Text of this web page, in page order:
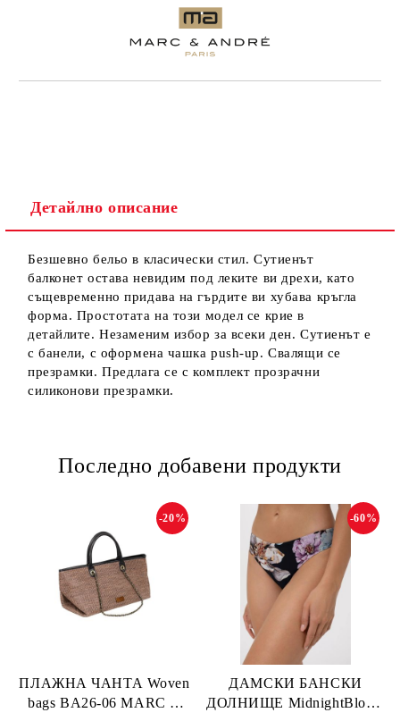
Детайлно описание
Безшевно бельо в класически стил. Сутиенът
балконет остава невидим под леките ви дрехи, като
същевременно придава на гърдите ви хубава кръгла
форма. Простотата на този модел се крие в
детайлите. Незаменим избор за всеки ден. Сутиенът е
с банели, с оформена чашка push-up. Свалящи се
презрамки. Предлага се с комплект прозрачни
силиконови презрамки.
Последно добавени продукти
ПЛАЖНА ЧАНТА Woven
bags BA26-06 MARC &
-20%
ДАМСКИ БАНСКИ
ДОЛНИЩЕ MidnightBloom
-60%